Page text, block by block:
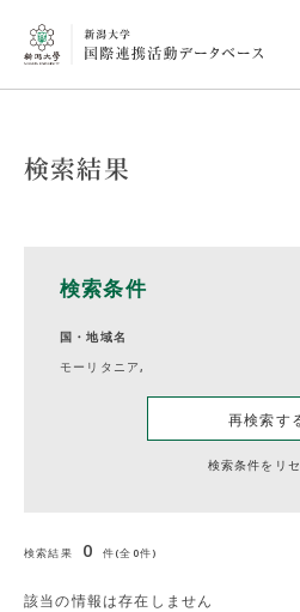
検索結果
検索条件
国・地域名
モーリタニア,
再検索す
検索条件をリ
検索結果 0 件(全0件)
該当の情報は存在しません